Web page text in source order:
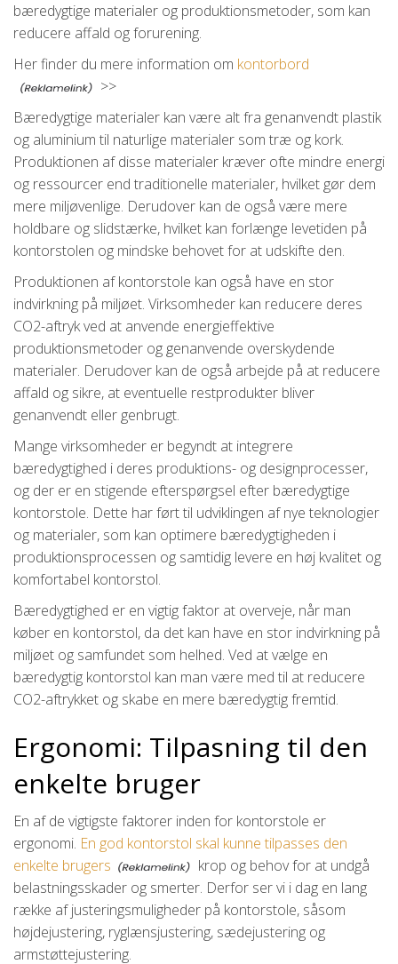
bæredygtige materialer og produktionsmetoder, som kan
reducere affald og forurening.
Her finder du mere information om kontorbord
>>
Bæredygtige materialer kan være alt fra genanvendt plastik
og aluminium til naturlige materialer som træ og kork.
Produktionen af disse materialer kræver ofte mindre energi
og ressourcer end traditionelle materialer, hvilket gør dem
mere miljøvenlige. Derudover kan de også være mere
holdbare og slidstærke, hvilket kan forlænge levetiden på
kontorstolen og mindske behovet for at udskifte den.
Produktionen af kontorstole kan også have en stor
indvirkning på miljøet. Virksomheder kan reducere deres
CO2-aftryk ved at anvende energieffektive
produktionsmetoder og genanvende overskydende
materialer. Derudover kan de også arbejde på at reducere
affald og sikre, at eventuelle restprodukter bliver
genanvendt eller genbrugt.
Mange virksomheder er begyndt at integrere
bæredygtighed i deres produktions- og designprocesser,
og der er en stigende efterspørgsel efter bæredygtige
kontorstole. Dette har ført til udviklingen af nye teknologier
og materialer, som kan optimere bæredygtigheden i
produktionsprocessen og samtidig levere en høj kvalitet og
komfortabel kontorstol.
Bæredygtighed er en vigtig faktor at overveje, når man
køber en kontorstol, da det kan have en stor indvirkning på
miljøet og samfundet som helhed. Ved at vælge en
bæredygtig kontorstol kan man være med til at reducere
CO2-aftrykket og skabe en mere bæredygtig fremtid.
Ergonomi: Tilpasning til den
enkelte bruger
En af de vigtigste faktorer inden for kontorstole er
ergonomi. En god kontorstol skal kunne tilpasses den
enkelte brugers
krop og behov for at undgå
belastningsskader og smerter. Derfor ser vi i dag en lang
række af justeringsmuligheder på kontorstole, såsom
højdejustering, ryglænsjustering, sædejustering og
armstøttejustering.